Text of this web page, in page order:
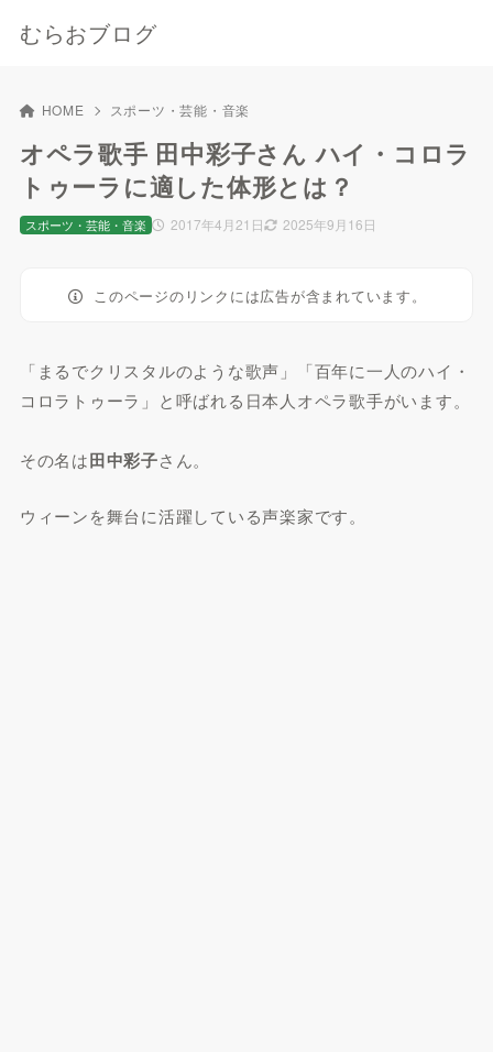
むらおブログ
HOME スポーツ・芸能・音楽
オペラ歌手 田中彩子さん ハイ・コロラ
トゥーラに適した体形とは？
2017年4月21日 2025年9月16日
スポーツ・芸能・音楽
このページのリンクには広告が含まれています。
「まるでクリスタルのような歌声」「百年に一人のハイ・
コロラトゥーラ」と呼ばれる日本人オペラ歌手がいます。
その名は田中彩子さん。
ウィーンを舞台に活躍している声楽家です。